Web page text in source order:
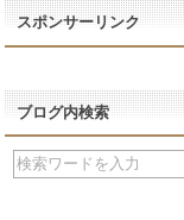
スポンサーリンク
ブログ内検索